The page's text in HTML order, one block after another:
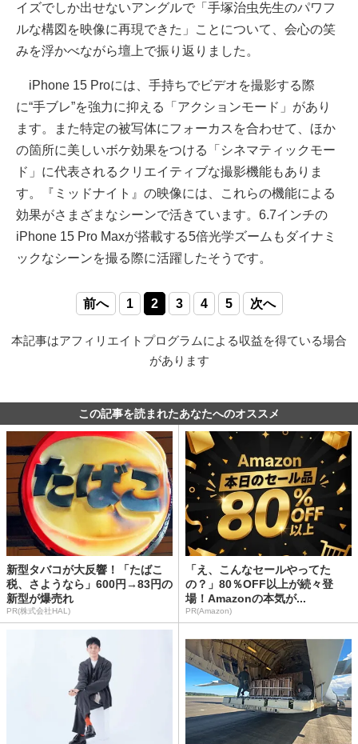
イズでしか出せないアングルで「手塚治虫先生のパワフ
ルな構図を映像に再現できた」ことについて、会心の笑
みを浮かべながら壇上で振り返りました。
iPhone 15 Proには、手持ちでビデオを撮影する際
に“手ブレ”を強力に抑える「アクションモード」があり
ます。また特定の被写体にフォーカスを合わせて、ほか
の箇所に美しいボケ効果をつける「シネマティックモー
ド」に代表されるクリエイティブな撮影機能もありま
す。『ミッドナイト』の映像には、これらの機能による
効果がさまざまなシーンで活きています。6.7インチの
iPhone 15 Pro Maxが搭載する5倍光学ズームもダイナミ
ックなシーンを撮る際に活躍したそうです。
前へ 1 2 3 4 5 次へ
本記事はアフィリエイトプログラムによる収益を得ている場合
があります
この記事を読まれたあなたへのオススメ
新型タバコが大反響！「たばこ
税、さようなら」600円→83円の
新型が爆売れ
PR(株式会社HAL)
「え、こんなセールやってた
の？」80％OFF以上が続々登
場！Amazonの本気が...
PR(Amazon)